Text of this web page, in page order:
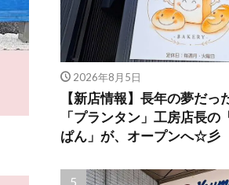
2026年8月5日
【新店情報】長年の夢だっ
「プランタン」工房店長の
ぱん」が、オープンへ☆彡